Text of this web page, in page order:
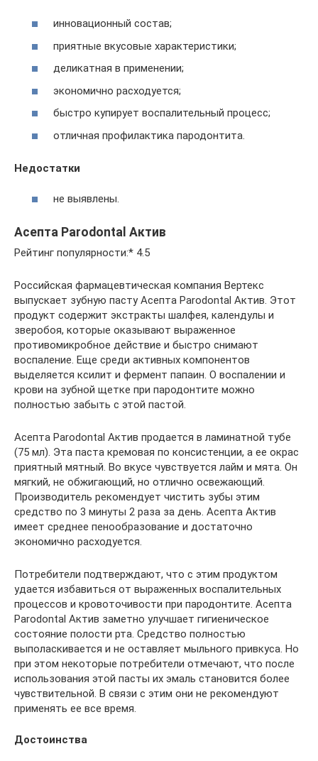
инновационный состав;
приятные вкусовые характеристики;
деликатная в применении;
экономично расходуется;
быстро купирует воспалительный процесс;
отличная профилактика пародонтита.
Недостатки
не выявлены.
Асепта Parodontal Актив
Рейтинг популярности:* 4.5
Российская фармацевтическая компания Вертекс
выпускает зубную пасту Асепта Parodontal Актив. Этот
продукт содержит экстракты шалфея, календулы и
зверобоя, которые оказывают выраженное
противомикробное действие и быстро снимают
воспаление. Еще среди активных компонентов
выделяется ксилит и фермент папаин. О воспалении и
крови на зубной щетке при пародонтите можно
полностью забыть с этой пастой.
Асепта Parodontal Актив продается в ламинатной тубе
(75 мл). Эта паста кремовая по консистенции, а ее окрас
приятный мятный. Во вкусе чувствуется лайм и мята. Он
мягкий, не обжигающий, но отлично освежающий.
Производитель рекомендует чистить зубы этим
средство по 3 минуты 2 раза за день. Асепта Актив
имеет среднее пенообразование и достаточно
экономично расходуется.
Потребители подтверждают, что с этим продуктом
удается избавиться от выраженных воспалительных
процессов и кровоточивости при пародонтите. Асепта
Parodontal Актив заметно улучшает гигиеническое
состояние полости рта. Средство полностью
выполаскивается и не оставляет мыльного привкуса. Но
при этом некоторые потребители отмечают, что после
использования этой пасты их эмаль становится более
чувствительной. В связи с этим они не рекомендуют
применять ее все время.
Достоинства